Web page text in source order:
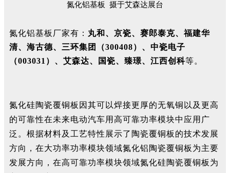
氮化铝基板 摄于艾森达展台
氮化铝基板厂家有： 丸和、 京瓷、 赛郎泰克、福建华
清、 海古德、 三环集团（300408）、中瓷电子
（003031）、艾森达、国瓷、 臻璟、 江西创科等。
氮化硅陶瓷覆铜板因其可以焊接更厚的无氧铜以及更高
的可靠性在未来电动汽车用高可靠功率模块中应用广
泛。根据材料及工艺特性展示了陶瓷覆铜板的技术发展
方向，在大功率功率模块领域氮化铝陶瓷覆铜板为主要
发展方向，在高可靠功率模块领域氮化硅陶瓷覆铜板为